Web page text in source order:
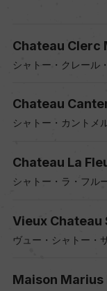
Chateau Clerc
シャトー・クレール
Chateau
シャトー・カントメ
Chateau La
シャトー・ラ・フル
Vieux Chateau
ヴュー・シャトー・
Maison Marius